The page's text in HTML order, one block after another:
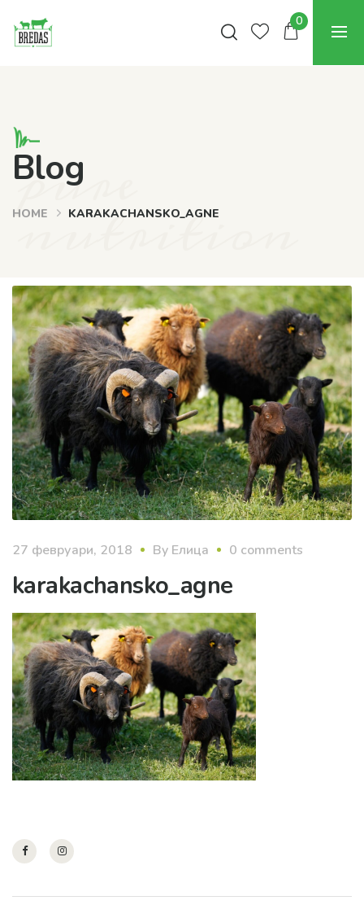
0
Blog
HOME KARAKACHANSKO_AGNE
pure
nutrition
27 февруари, 2018 By Елица 0 comments
karakachansko_agne